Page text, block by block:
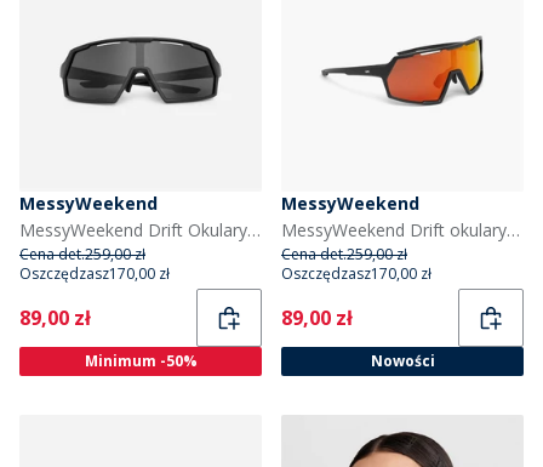
MessyWeekend
MessyWeekend Drift Okulary przeciwsłoneczne kolor Black2
Cena det.259,00 zł
Oszczędzasz170,00 zł
Current
89,00 zł
Minimum -50%
MessyWeekend
MessyWeekend Drift okulary przeciwsłoneczne kolor Black3
Cena det.259,00 zł
Oszczędzasz170,00 zł
Current
89,00 zł
Nowości